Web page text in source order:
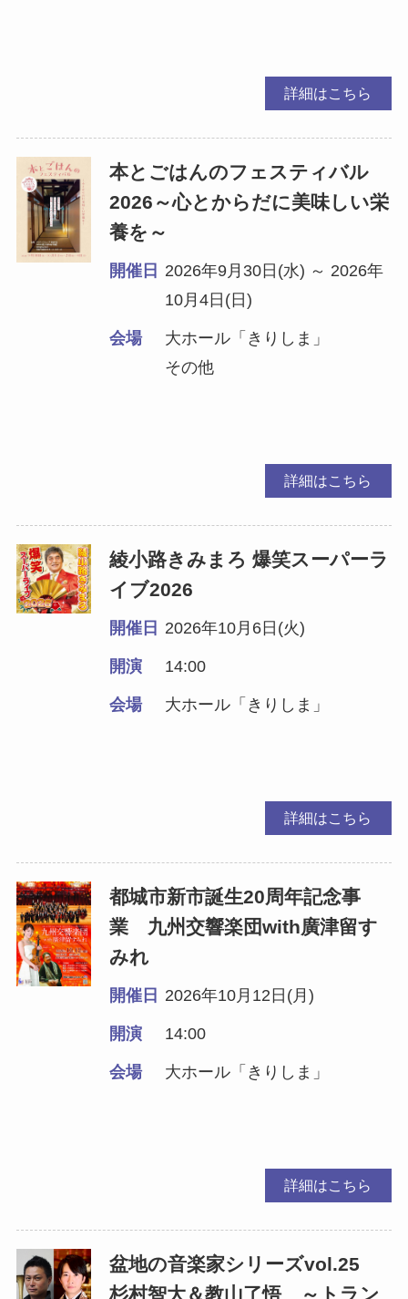
詳細はこちら
本とごはんのフェスティバル
2026～心とからだに美味しい栄
養を～
開催日 2026年9月30日(水) ～ 2026年
10月4日(日)
会場
大ホール「きりしま」
その他
詳細はこちら
綾小路きみまろ 爆笑スーパーラ
イブ2026
開催日 2026年10月6日(火)
開演 14:00
会場 大ホール「きりしま」
詳細はこちら
都城市新市誕生20周年記念事
業 九州交響楽団with廣津留す
みれ
開催日 2026年10月12日(月)
開演 14:00
会場 大ホール「きりしま」
詳細はこちら
盆地の音楽家シリーズvol.25
杉村智大＆教山了悟 ～トラン